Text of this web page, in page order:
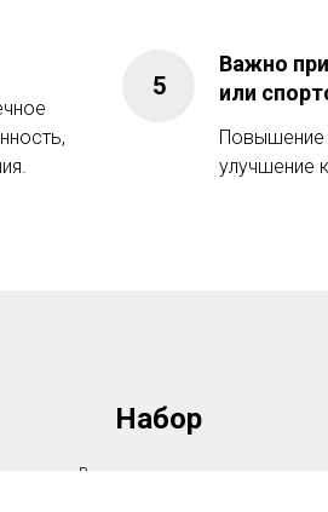
Важно
или
Повышение
улучшение
Набор
Ведется постоянно.